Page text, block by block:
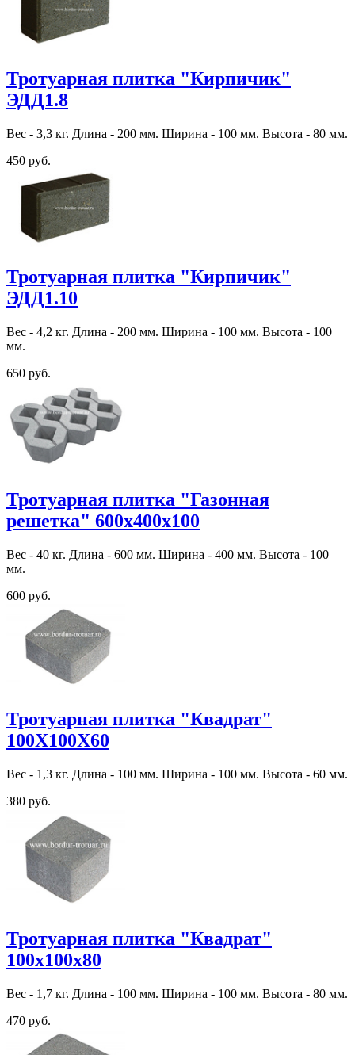
Тротуарная плитка "Кирпичик"
ЭДД1.8
Вес - 3,3 кг. Длина - 200 мм. Ширина - 100 мм. Высота - 80 мм.
450 руб.
Тротуарная плитка "Кирпичик"
ЭДД1.10
Вес - 4,2 кг. Длина - 200 мм. Ширина - 100 мм. Высота - 100
мм.
650 руб.
Тротуарная плитка "Газонная
решетка" 600х400х100
Вес - 40 кг. Длина - 600 мм. Ширина - 400 мм. Высота - 100
мм.
600 руб.
Тротуарная плитка "Квадрат"
100Х100Х60
Вес - 1,3 кг. Длина - 100 мм. Ширина - 100 мм. Высота - 60 мм.
380 руб.
Тротуарная плитка "Квадрат"
100х100х80
Вес - 1,7 кг. Длина - 100 мм. Ширина - 100 мм. Высота - 80 мм.
470 руб.